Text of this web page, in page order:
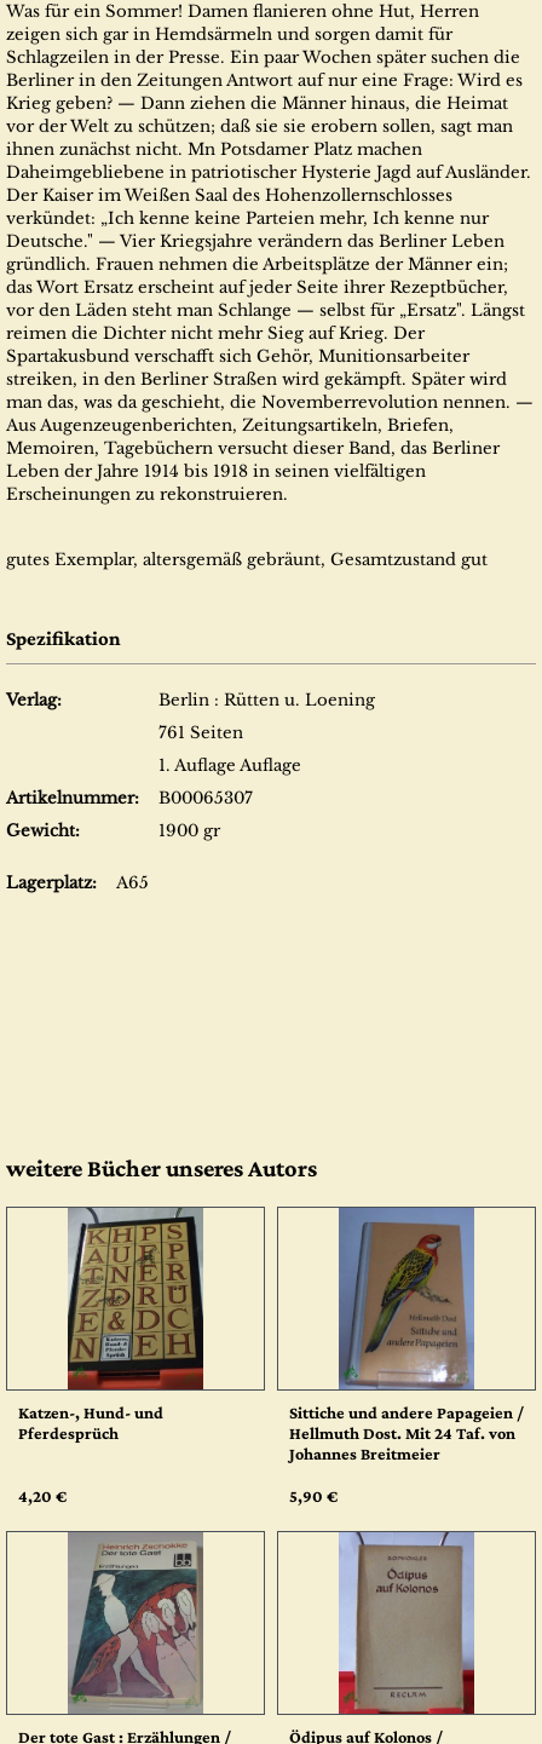
Was für ein Sommer! Damen flanieren ohne Hut, Herren
zeigen sich gar in Hemdsärmeln und sorgen damit für
Schlagzeilen in der Presse. Ein paar Wochen später suchen die
Berliner in den Zeitungen Antwort auf nur eine Frage: Wird es
Krieg geben? — Dann ziehen die Männer hinaus, die Heimat
vor der Welt zu schützen; daß sie sie erobern sollen, sagt man
ihnen zunächst nicht. Mn Potsdamer Platz machen
Daheimgebliebene in patriotischer Hysterie Jagd auf Ausländer.
Der Kaiser im Weißen Saal des Hohenzollernschlosses
verkündet: „Ich kenne keine Parteien mehr, Ich kenne nur
Deutsche." — Vier Kriegsjahre verändern das Berliner Leben
gründlich. Frauen nehmen die Arbeitsplätze der Männer ein;
das Wort Ersatz erscheint auf jeder Seite ihrer Rezeptbücher,
vor den Läden steht man Schlange — selbst für „Ersatz". Längst
reimen die Dichter nicht mehr Sieg auf Krieg. Der
Spartakusbund verschafft sich Gehör, Munitionsarbeiter
streiken, in den Berliner Straßen wird gekämpft. Später wird
man das, was da geschieht, die Novemberrevolution nennen. —
Aus Augenzeugenberichten, Zeitungsartikeln, Briefen,
Memoiren, Tagebüchern versucht dieser Band, das Berliner
Leben der Jahre 1914 bis 1918 in seinen vielfältigen
Erscheinungen zu rekonstruieren.
gutes Exemplar, altersgemäß gebräunt, Gesamtzustand gut
Spezifikation
Verlag:
Berlin : Rütten u. Loening
761 Seiten
1. Auflage Auflage
Artikelnummer:
B00065307
Gewicht:
1900 gr
Lagerplatz: A65
weitere Bücher unseres Autors
Katzen-, Hund- und
Pferdesprüch
4,20 €
Sittiche und andere Papageien /
Hellmuth Dost. Mit 24 Taf. von
Johannes Breitmeier
5,90 €
Der tote Gast : Erzählungen / Ödipus auf Kolonos /